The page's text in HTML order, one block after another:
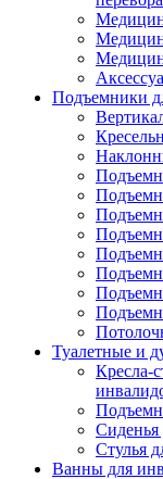
Подъемники
Туалетные и
Кресла-
Стулья
Ванны для